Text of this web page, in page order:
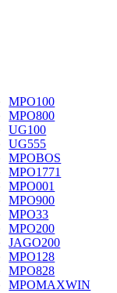
MPO100
MPO800
UG100
UG555
MPOBOS
MPO1771
MPO001
MPO900
MPO33
MPO200
JAGO200
MPO128
MPO828
MPOMAXWIN